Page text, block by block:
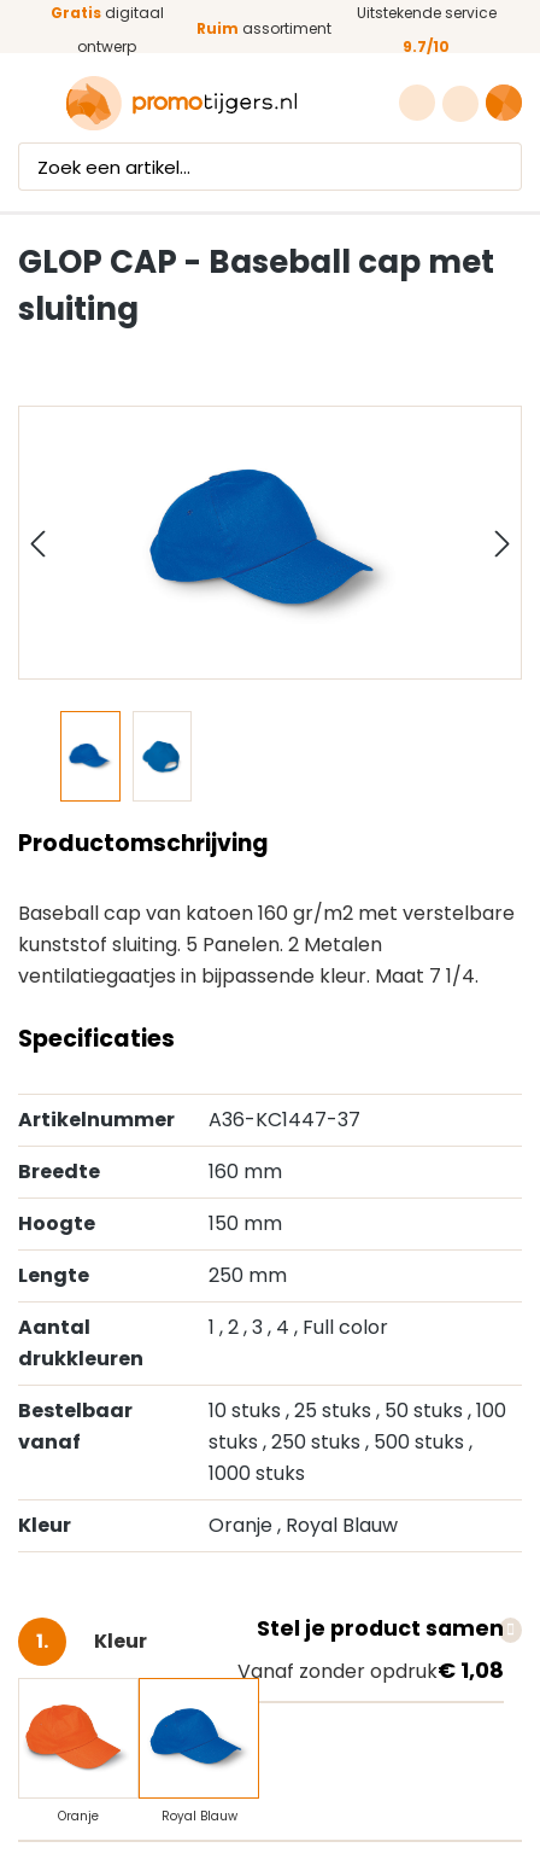
Ga naar de hoofdinhoud
Gratisdigitaal
ontwerp
Ruim assortiment
Uitstekende service
9.7/10
GLOP CAP - Baseball cap met
sluiting
Productomschrijving
Baseball cap van katoen 160 gr/m2 met verstelbare
kunststof sluiting. 5 Panelen. 2 Metalen
ventilatiegaatjes in bijpassende kleur. Maat 7 1/4.
Specificaties
Artikelnummer
A36-KC1447-37
Breedte
160 mm
Hoogte
150 mm
Lengte
250 mm
Aantal
drukkleuren
1 , 2, 3, 4 , Full color
Bestelbaar
vanaf
10 stuks , 25 stuks , 50 stuks , 100
stuks , 250 stuks , 500 stuks ,
1000 stuks
Kleur
Oranje, Royal Blauw
Stel je product samen
Vanaf zonder opdruk€ 1,08
Selecteer
Kleur
Oranje Royal Blauw